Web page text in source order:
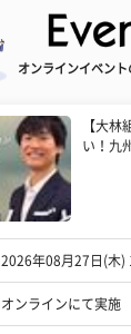
オンラインイベント
【大林
い！九
2026年08月27日(木)
オンラインにて実施